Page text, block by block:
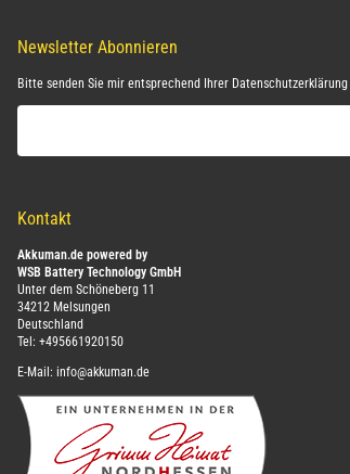
Newsletter Abonnieren
Bitte senden Sie mir entsprechend Ihrer Datenschutzerklärung
Kontakt
Akkuman.de powered by
WSB Battery Technology GmbH
Unter dem Schöneberg 11
34212 Melsungen
Deutschland
Tel: +495661920150
E-Mail: info@akkuman.de